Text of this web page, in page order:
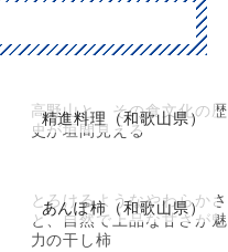
精進料理（和歌山県）
高野山と、その食文化の歴
史が垣間見える
あんぽ柿（和歌山県）
とろけるようなやわらかさ
と、自然で上品な甘さが魅
力の干し柿